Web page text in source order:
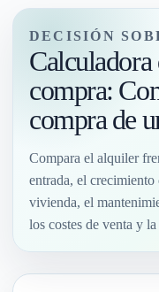
DECISIÓN
Calculadora
compra:
compra de
Compara el alquiler
entrada, el
vivienda, el
los costes de venta y